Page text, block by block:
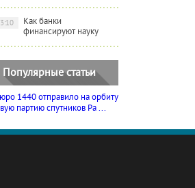
Как банки
финансируют науку
Популярные статьи
1440 отправило на орбиту
партию спутников Ра ...